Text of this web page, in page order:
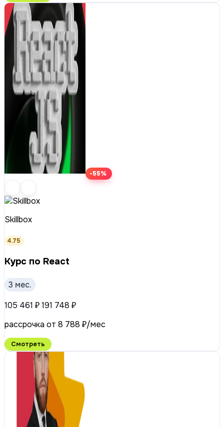
-55%
Skillbox
4.75
Курс по React
3 мес.
105 461 ₽191 748 ₽
рассрочка от 8 788 ₽/мес
Смотреть